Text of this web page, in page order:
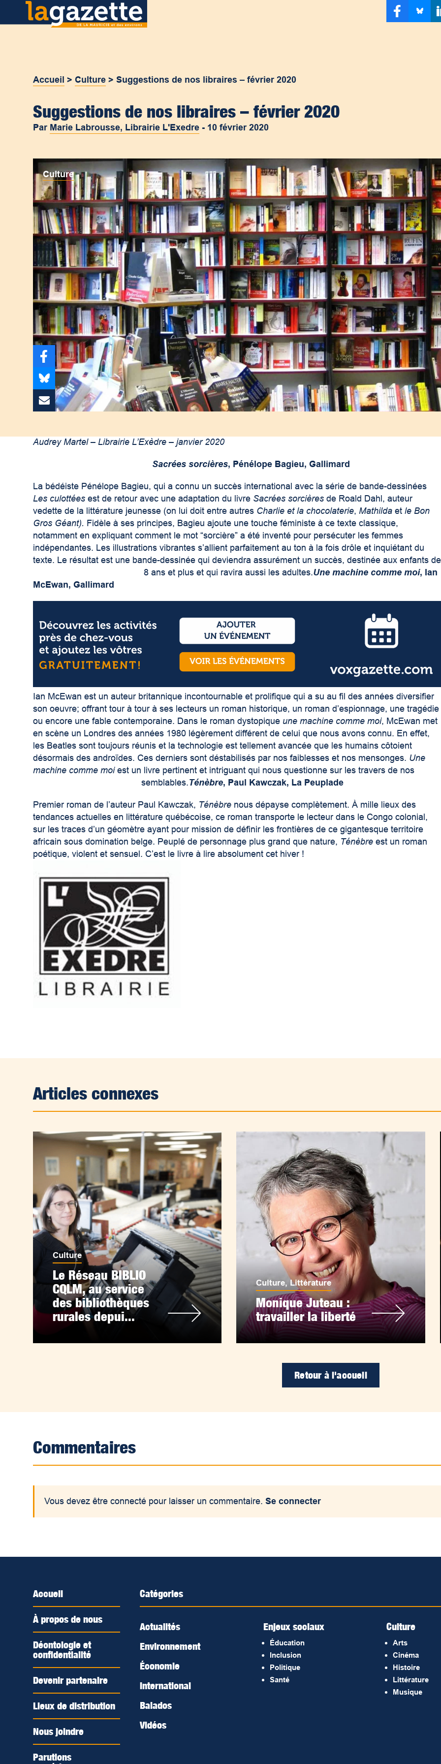
Accueil >Culture >Suggestions de nos libraires – février 2020
Suggestions de nos libraires – février 2020
Par Marie Labrousse, Librairie L'Exedre - 10 février 2020
Culture
Audrey Martel – Librairie L’Exèdre – janvier 2020
Sacrées sorcières, Pénélope Bagieu, Gallimard
La bédéiste Pénélope Bagieu, qui a connu un succès international avec la série de bande-dessinées
Les culottéesest de retour avec une adaptation du livre Sacrées sorcières de Roald Dahl, auteur
vedette de la littérature jeunesse (on lui doit entre autres Charlie et la chocolaterie,Mathilda etle Bon
Gros Géant). Fidèle à ses principes, Bagieu ajoute une touche féministe à ce texte classique,
notamment en expliquant comment le mot “sorcière” a été inventé pour persécuter les femmes
indépendantes. Les illustrations vibrantes s’allient parfaitement au ton à la fois drôle et inquiétant du
texte. Le résultat est une bande-dessinée qui deviendra assurément un succès, destinée aux enfants de
8 ans et plus et qui ravira aussi les adultes.Une machine comme moi, Ian
McEwan, Gallimard
Ian McEwan est un auteur britannique incontournable et prolifique qui a su au fil des années diversifier
son oeuvre; offrant tour à tour à ses lecteurs un roman historique, un roman d’espionnage, une tragédie
ou encore une fable contemporaine. Dans le roman dystopique une machine comme moi, McEwan met
en scène un Londres des années 1980 légèrement différent de celui que nous avons connu. En effet,
les Beatles sont toujours réunis et la technologie est tellement avancée que les humains côtoient
désormais des androïdes. Ces derniers sont déstabilisés par nos faiblesses et nos mensonges. Une
machine comme moiest un livre pertinent et intriguant qui nous questionne sur les travers de nos
semblables.Ténèbre, Paul Kawczak, La Peuplade
Premier roman de l’auteur Paul Kawczak, Ténèbre nous dépayse complètement. À mille lieux des
tendances actuelles en littérature québécoise, ce roman transporte le lecteur dans le Congo colonial,
sur les traces d’un géomètre ayant pour mission de définir les frontières de ce gigantesque territoire
africain sous domination belge. Peuplé de personnage plus grand que nature, Ténèbreest un roman
poétique, violent et sensuel. C’est le livre à lire absolument cet hiver !
Articles connexes
Culture
Le Réseau BIBLIO
CQLM, au service
des bibliothèques
rurales depui...
Culture, Littérature
Monique Juteau :
travailler la liberté
Retour à l'accueil
Commentaires
Vous devez être connecté pour laisser un commentaire.Se connecter
Accueil
À propos de nous
Déontologie et
confidentialité
Devenir partenaire
Lieux de distribution
Nous joindre
Parutions
Catégories
Actualités
Environnement
Économie
International
Balados
Vidéos
Enjeux sociaux
Éducation
Inclusion
Politique
Santé
Culture
Arts
Cinéma
Histoire
Littérature
Musique